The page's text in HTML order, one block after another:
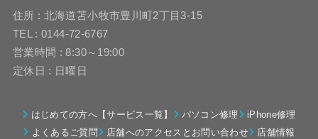
住所 : 北海道苫小牧市豊川町2丁目3-15
TEL : 0144-72-6767
営業時間 : 8:30～19:00
定休日 : 日曜日
はじめての方へ【サービス一覧】 パソコン修理
iPhone修理
よくあるご質問
店舗へのアクセスとお問い合わせ
店舗情報